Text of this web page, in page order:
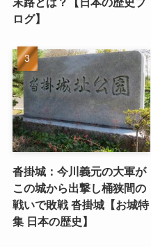
ログ】
沓掛城：今川義元の大軍が
この城から出撃し桶狭間の
戦いで敗戦 沓掛城【お城特
集 日本の歴史】